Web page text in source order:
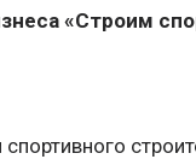
«Строим